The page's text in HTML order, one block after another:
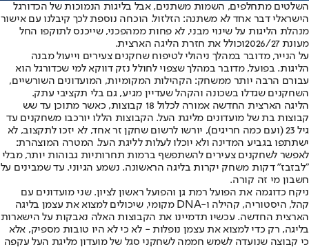
השלטים מתחלפים, השמות משתנים, אבל בליגות הנמוכות של הכדורגל
הישראלי דבר אחד לא משתנה: הזלזול. הוכחה נוספת לכך קיבלנו עם אישור
מנהלת הליגות על שינוי מבני, לא פחות ממהפכני, שייכנס לתוקפו החל
מעונת 2026/27
וכולל את חזרת הליגה הארצית.
על הנייר, מדובר במהלך ניהולי לטיפוח שחקנים צעירים וייעול מבנה
הליגות. בפועל, מדובר במהלך שצפוי לחולל נזק דווקא למי שכדורגל הוא
עבורם הרבה יותר ממשחק: הקהילות המקומיות, המועדונים השורשיים,
השחקנים שגדלו בשכונה והקהל שעדיין מגיע, גם בלי תקציבי עתק.
הליגה הארצית החדשה אמורה לכלול 18 קבוצות, כאשר מתוכן עד שש
קבוצות בת של מועדונים מליגת העל. הקבוצות הללו יורכבו משחקנים עד
גיל 23 (ועם כמה חריגים), יורשו לרשום שחקן זר אחד, לא יזכו לתקצוב, לא
ישתתפו בגביע המדינה ולא יוכלו לעלות לליגת העל. המטרה המוצהרת:
לאפשר לשחקנים צעירים להשתפשף ברמות תחרותיות גבוהות יותר, מבלי
״לבזבז״ דקות משחק יקרות בליגה הראשונה. נשמע הגיוני. עד שמבינים על
חשבון מי זה קורה.
ניקח כדוגמה את הפועל רמת גן והפועל ראשון לציון. שני מועדונים עם
קהל, היסטוריה, קהילה ו-DNA מקומי, שיכולים למצוא את עצמן בליגה
הארצית החדשה. עכשיו תדמיינו את הקבוצות האלה נאבקות על הישארות
בליגה, רק כדי למצוא את עצמן נופלות - לא כי לא היו טובות מספיק, אלא
כי קבוצה שנועדה לשמש חממה לשחקני סגל של מועדון מליגת העל עקפה